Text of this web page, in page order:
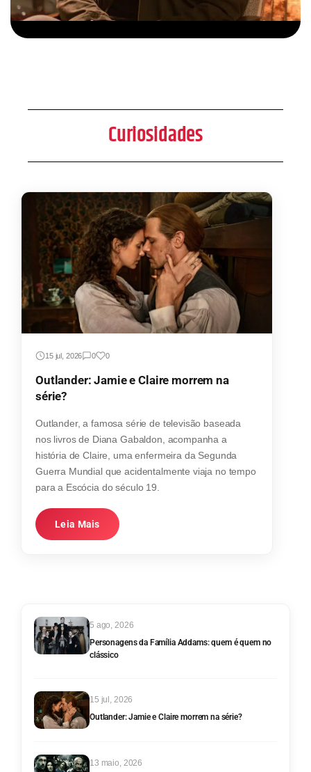
Curiosidades
15 jul, 2026 0 0
Outlander: Jamie e Claire morrem na
série?
Outlander, a famosa série de televisão baseada
nos livros de Diana Gabaldon, acompanha a
história de Claire, uma enfermeira da Segunda
Guerra Mundial que acidentalmente viaja no tempo
para a Escócia do século 19.
Leia Mais
Personagens da Família Addams: quem é quem no
clássico
5 ago, 2026
Outlander: Jamie e Claire morrem na série?
15 jul, 2026
13 maio, 2026